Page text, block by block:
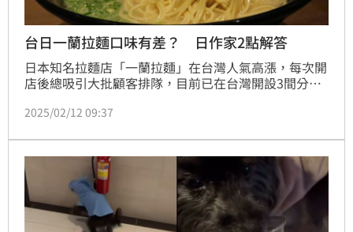
台日一蘭拉麵口味有差？ 日作家2點解答
日本知名拉麵店「一蘭拉麵」在台灣人氣高漲，每次開
店後總吸引大批顧客排隊，目前已在台灣開設3間分
拉麵台日特色差異，發現只有「2個現象」不同。（周
2025/02/12 09:37